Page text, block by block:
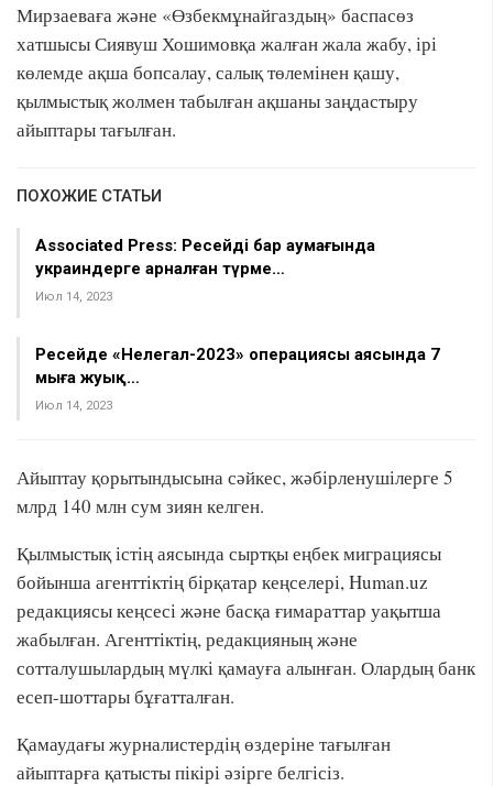
Мирзаеваға және «Өзбекмұнайгаздың» баспасөз
хатшысы Сиявуш Хошимовқа жалған жала жабу, ірі
көлемде ақша бопсалау, салық төлемінен қашу,
қылмыстық жолмен табылған ақшаны заңдастыру
айыптары тағылған.
ПОХОЖИЕ СТАТЬИ
Associated Press: Ресейдің бар аумағында
украиндерге арналған түрме…
Июл 14, 2023
Ресейде «Нелегал-2023» операциясы аясында 7
мыңға жуық…
Июл 14, 2023
Айыптау қорытындысына сәйкес, жәбірленушілерге 5
млрд 140 млн сум зиян келген.
Қылмыстық істің аясында сыртқы еңбек миграциясы
бойынша агенттіктің бірқатар кеңселері, Human.uz
редакциясы кеңсесі және басқа ғимараттар уақытша
жабылған. Агенттіктің, редакцияның және
сотталушылардың мүлкі қамауға алынған. Олардың банк
есеп-шоттары бұғатталған.
Қамаудағы журналистердің өздеріне тағылған
айыптарға қатысты пікірі әзірге белгісіз.